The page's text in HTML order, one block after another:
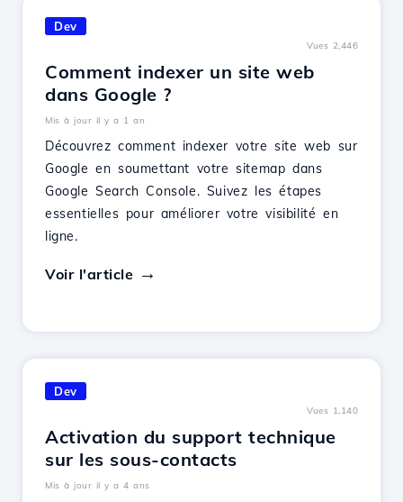
Dev
Vues 2,446
Comment indexer un site web
dans Google ?
Mis à jour il y a 1 an
Découvrez comment indexer votre site web sur
Google en soumettant votre sitemap dans
Google Search Console. Suivez les étapes
essentielles pour améliorer votre visibilité en
ligne.
Voir l'article
Dev
Vues 1,140
Activation du support technique
sur les sous-contacts
Mis à jour il y a 4 ans